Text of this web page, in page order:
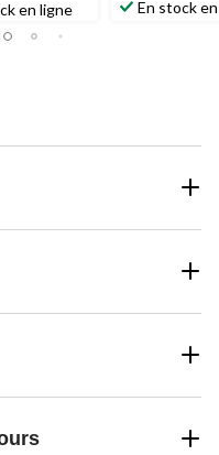
en ligne En stock